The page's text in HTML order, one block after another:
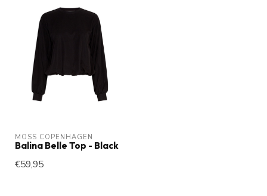
MOSS COPENHAGEN
Balina Belle Top - Black
€59,95